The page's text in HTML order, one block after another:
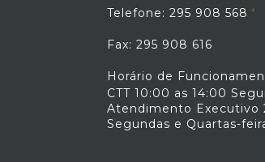
Telefone: 295 908 568
Fax: 295 908 616
Horário de
CTT 10:00 as 14:00
Atendimento Executivo
Segundas e Quartas-